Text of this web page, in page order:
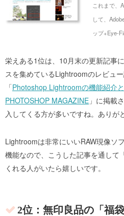
これまで、
して、
ップ+Eye-
栄えある1位は、10月末の更新記事
スを集めているLightroomのレビュ
「Photoshop Lightroomの機能紹介
PHOTOSHOP MAGAZINE 」に掲載
入してくる方が多いですね。ありが
Lightroomは非常にいいRAW現像ソ
機能なので、こうした記事を通して
くれる人がいたら嬉しいです。
2位：無印良品の「福